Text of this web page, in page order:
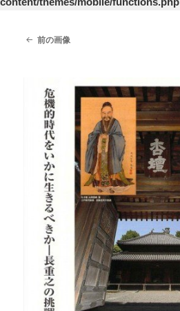
前の画像